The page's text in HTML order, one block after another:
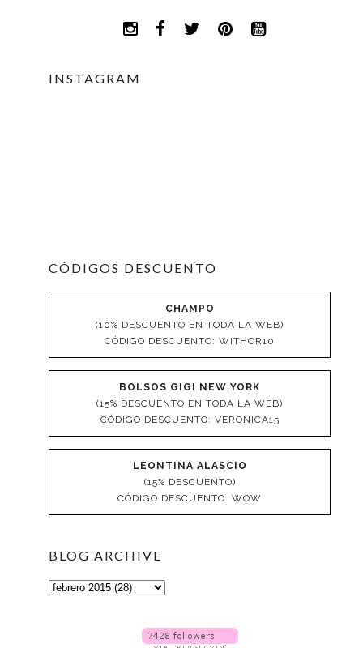
INSTAGRAM
CÓDIGOS DESCUENTO
CHAMPO
(10% DESCUENTO EN TODA LA WEB)
CÓDIGO DESCUENTO: WITHOR10
BOLSOS GIGI NEW YORK
(15% DESCUENTO EN TODA LA WEB)
CÓDIGO DESCUENTO: VERONICA15
LEONTINA ALASCIO
(15% DESCUENTO)
CÓDIGO DESCUENTO: WOW
BLOG ARCHIVE